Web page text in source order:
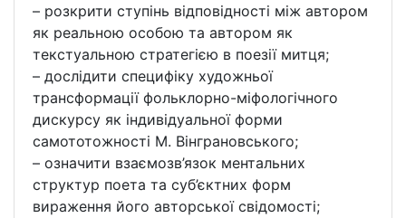
– розкрити ступінь відповідності між автором
як реальною особою та автором як
текстуальною стратегією в поезії митця;
– дослідити специфіку художньої
трансформації фольклорно-міфологічного
дискурсу як індивідуальної форми
самототожності М. Вінграновського;
– означити взаємозв’язок ментальних
структур поета та суб’єктних форм
вираження його авторської свідомості;